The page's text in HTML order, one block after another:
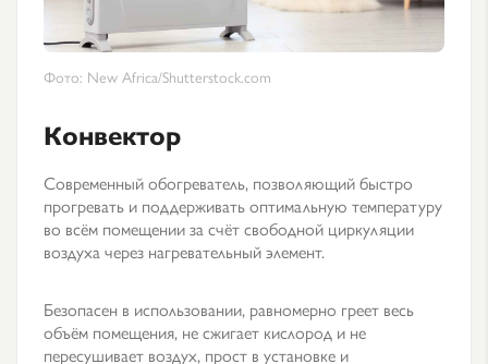
Фото: New Africa/Shutterstock.com
Конвектор
Современный обогреватель, позволяющий быстро
прогревать и поддерживать оптимальную температуру
во всём помещении за счёт свободной циркуляции
воздуха через нагревательный элемент.
Безопасен в использовании, равномерно греет весь
объём помещения, не сжигает кислород и не
пересушивает воздух, прост в установке и